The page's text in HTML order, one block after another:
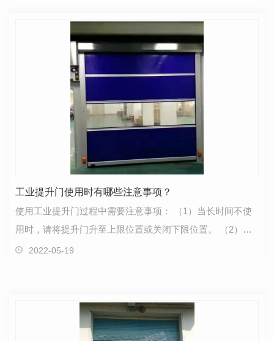
工业提升门使用时有哪些注意事项？
使用工业提升门过程中需要注意事项： （1）当长时间不使
用时，请将提升门升至上限位置或关闭下限位置。 （2）在
门运行前，请将通道小门关闭锁好。 （3）请不要用锐…
2022-05-19